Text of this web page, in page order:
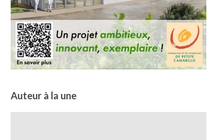
Auteur à la une